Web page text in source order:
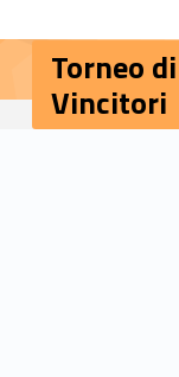
Torneo
Vincitori